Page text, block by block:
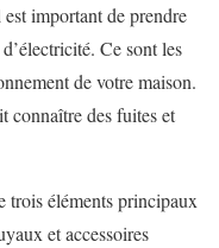
important de prendre
Ce sont les
de votre maison.
connaître des fuites et
trois éléments principaux
et accessoires